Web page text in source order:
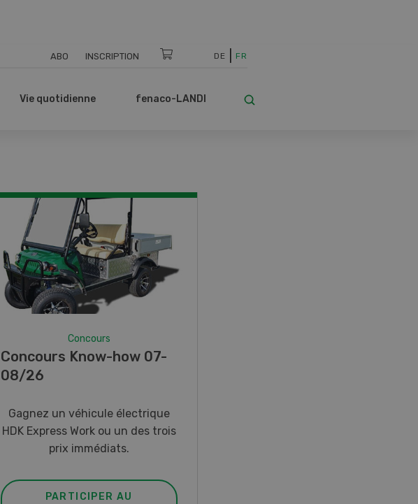
ABO INSCRIPTION DE FR
Vie quotidienne fenaco-LANDI
Concours
Concours Know-how 07-
08/26
Gagnez un véhicule électrique
HDK Express Work ou un des trois
prix immédiats.
PARTICIPER AU